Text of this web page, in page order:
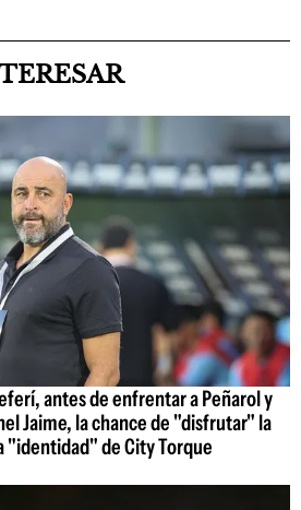
antes de enfrentar a Peñarol y
Jaime, la chance de "disfrutar" la
"identidad" de City Torque